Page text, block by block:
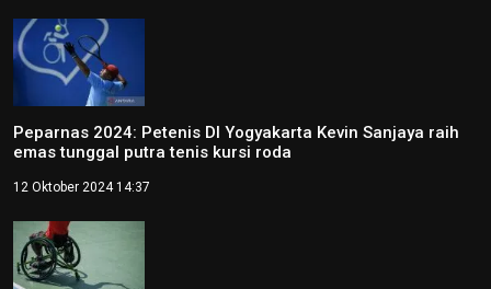
Peparnas 2024: Petenis DI Yogyakarta Kevin Sanjaya raih
emas tunggal putra tenis kursi roda
12 Oktober 2024 14:37